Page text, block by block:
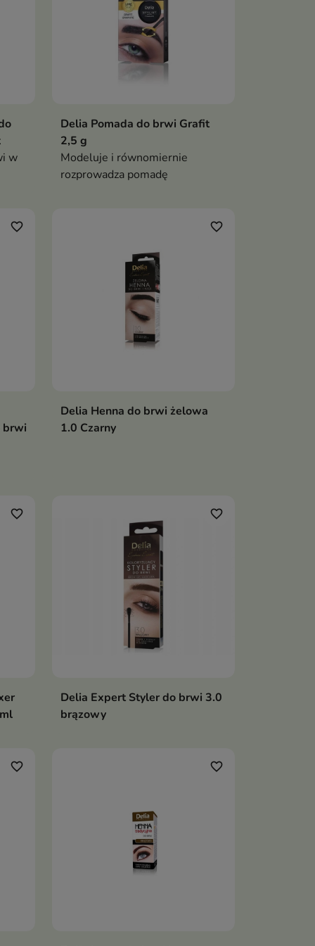
w
Delia Pomada do brwi Grafit
2,5 g
Modeluje i równomiernie
rozprowadza pomadę
favorite_border
brwi
favorite_border
Delia Henna do brwi żelowa
1.0 Czarny
favorite_border favorite_border
Delia Expert Styler do brwi 3.0
brązowy
favorite_border favorite_border